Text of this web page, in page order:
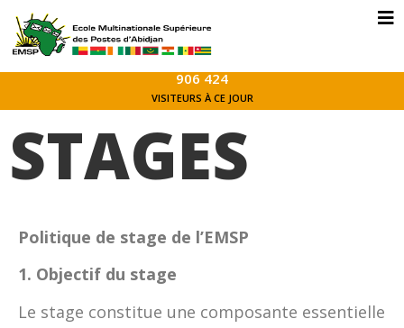
906 424
VISITEURS À CE JOUR
STAGES
Politique de stage de l’EMSP
1. Objectif du stage
Le stage constitue une composante essentielle